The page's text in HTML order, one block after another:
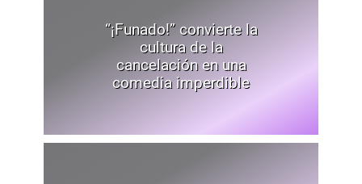
“¡Funado!” convierte la
cultura de la
cancelación en una
comedia imperdible